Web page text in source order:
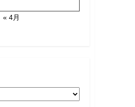
« 4月